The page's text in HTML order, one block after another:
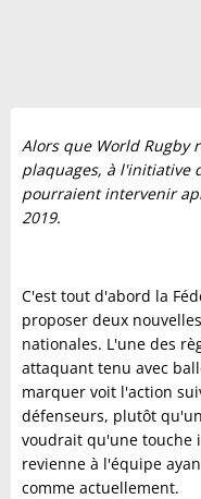
Alors que World Rugby
plaquages, à l'initiative
pourraient intervenir
2019.
C'est tout d'abord la
proposer deux
nationales. L'une des
attaquant tenu avec
marquer voit l'action
défenseurs, plutôt
voudrait qu'une touche
revienne à l'équipe
comme actuellement.